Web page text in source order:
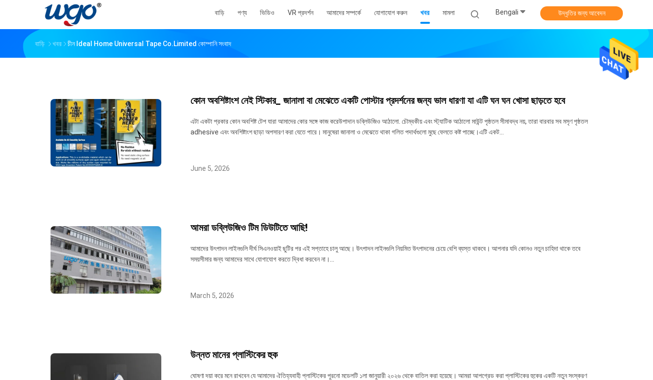
বাড়ি পণ্য ভিডিও VR প্রদর্শন আমাদের সম্পর্কে যোগাযোগ করুন খবর মামলা Bengali উদ্ধৃতির জন্য আবেদন
বাড়ি খবর চীন Ideal Home Universal Tape Co.Limited কোম্পানি সংবাদ
কোন অবশিষ্টাংশ নেই স্টিকার_ জানালা বা মেঝেতে একটি পোস্টার প্রদর্শনের জন্য ভাল ধারণা যা এটি ঘন ঘন খোসা ছাড়তে হবে
এটা একটা প্রকার কোন অবশিষ্ট টেপ যারা আমাদের কোর সঙ্গে কাজ করেউপাদান ডব্লিউজিও আঠালো. চৌম্বকীয় এবং স্ট্যাটিক আঠালো মাউন্ট পৃষ্ঠতল সীমাবদ্ধ নয়, তারা বারবার সব মসৃণ পৃষ্ঠতল
adhesive এবং অবশিষ্টাংশ ছাড়া অপসারণ করা যেতে পারে। মানুষেরা জানালা ও মেঝেতে থাকা গলিত পদার্থগুলো মুছে ফেলতে কষ্ট পাচ্ছে।এটি একট...
June 5, 2026
আমরা ডব্লিউজিও টিম ডিউটিতে আছি!
আমাদের উৎপাদন লাইনগুলি দীর্ঘ সিএনওয়াই ছুটির পর এই সপ্তাহে চালু আছে। উৎপাদন লাইনগুলি নিয়মিত উৎপাদনের চেয়ে বেশি ব্যস্ত থাকবে। আপনার যদি কোনও নতুন চাহিদা থাকে তবে
সময়সীমার জন্য আমাদের সাথে যোগাযোগ করতে দ্বিধা করবেন না।...
March 5, 2026
উন্নত মানের প্লাস্টিকের হুক
ঘোষণা দয়া করে মনে রাখবেন যে আমাদের ঐতিহ্যবাহী প্লাস্টিকের পুরনো মডেলটি ১লা জানুয়ারী ২০২৬ থেকে বাতিল করা হয়েছে। আমরা আপগ্রেড করা প্লাস্টিকের হুকের একটি নতুন সংস্করণ